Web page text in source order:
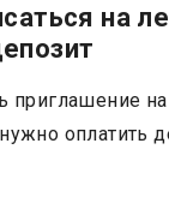
на
приглашение
оплатить